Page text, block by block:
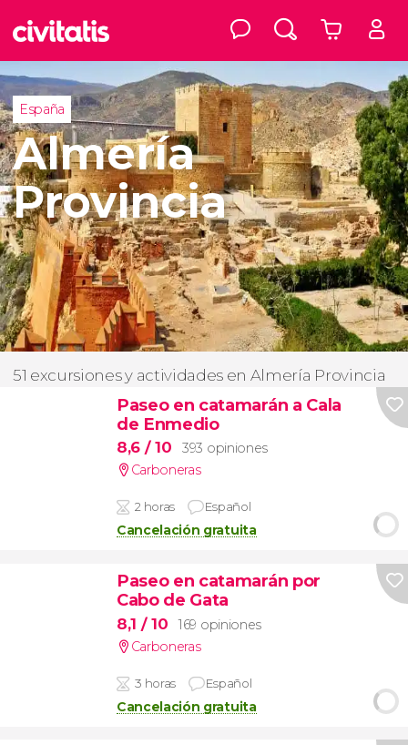
España
Almería
Provincia
51 excursiones y actividades en Almería Provincia
Paseo en catamarán a Cala
de Enmedio
8,6 / 10
393 opiniones
Carboneras
2 horas Español
Cancelación gratuita
Paseo en catamarán por
Cabo de Gata
8,1 / 10
169 opiniones
Carboneras
3 horas Español
Cancelación gratuita